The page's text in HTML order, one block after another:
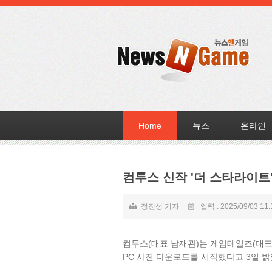
Home 뉴스 온라인
컴투스 신작 '더 스타라이
정진성 기자 입력 : 2025/09/03
컴투스(대표 남재관)는 게임테일즈(대
PC 사전 다운로드를 시작했다고 3일